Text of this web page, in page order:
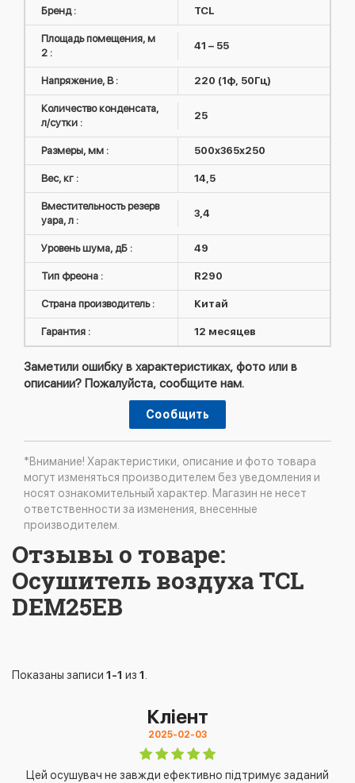
Бренд : TCL
Площадь помещения, м
2 :
41 – 55
Напряжение, В : 220 (1ф, 50Гц)
Количество конденсата,
л/сутки :
25
Размеры, мм : 500x365x250
Вес, кг : 14,5
Вместительность резерв
уара, л :
3,4
Уровень шума, дБ : 49
Тип фреона : R290
Страна производитель : Китай
Гарантия : 12 месяцев
Заметили ошибку в характеристиках, фото или в
описании? Пожалуйста, сообщите нам.
Сообщить
*Внимание! Характеристики, описание и фото товара
могут изменяться производителем без уведомления и
носят ознакомительный характер. Магазин не несет
ответственности за изменения, внесенные
производителем.
Отзывы о товаре:
Осушитель воздуха TCL
DEM25EB
Показаны записи 1-1 из 1
Кліент
2025-02-03
Цей осушувач не завжди ефективно підтримує заданий